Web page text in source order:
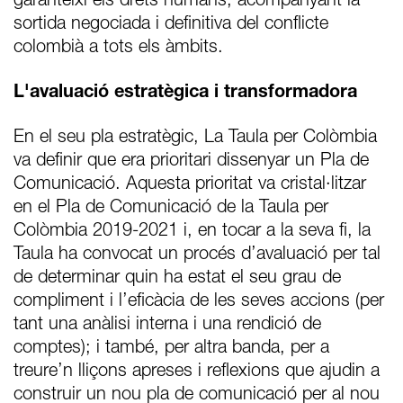
sortida negociada i definitiva del conflicte
colombià a tots els àmbits.
L'avaluació estratègica i transformadora
En el seu pla estratègic, La Taula per Colòmbia
va definir que era prioritari dissenyar un Pla de
Comunicació. Aquesta prioritat va cristal·litzar
en el Pla de Comunicació de la Taula per
Colòmbia 2019-2021 i, en tocar a la seva fi, la
Taula ha convocat un procés d’avaluació per tal
de determinar quin ha estat el seu grau de
compliment i l’eficàcia de les seves accions (per
tant una anàlisi interna i una rendició de
comptes); i també, per altra banda, per a
treure’n lliçons apreses i reflexions que ajudin a
construir un nou pla de comunicació per al nou